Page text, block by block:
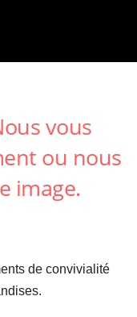
vous
ou nous
image.
de convivialité